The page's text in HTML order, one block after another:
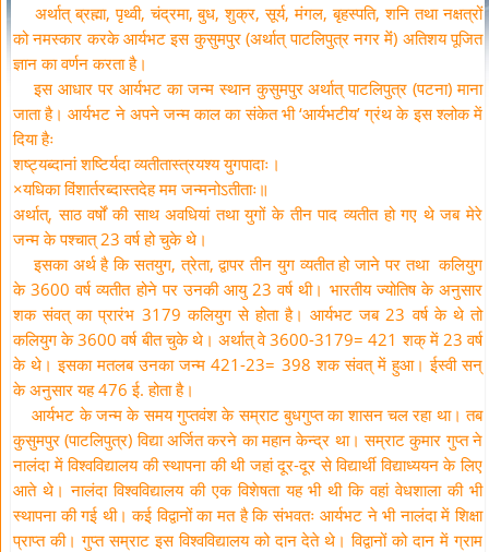
अर्थात् ब्रह्मा, पृथ्वी, चंद्रमा, बुध, शुक्र, सूर्य, मंगल, बृहस्पति, शनि तथा नक्षत्रों
को नमस्कार करके आर्यभट इस कुसुमपुर (अर्थात् पाटलिपुत्र नगर मेंं) अतिशय पूजित
ज्ञान का वर्णन करता है।
इस आधार पर आर्यभट का जन्म स्थान कुसुमपुर अर्थात् पाटलिपुत्र (पटना) माना
जाता है। आर्यभट ने अपने जन्म काल का संकेत भी ‘आर्यभटीय’ ग्रंथ के इस श्लोक में
दिया हैः
शष्ट्यब्दानां शष्टिर्यदा व्यतीतास्त्रयश्य युगपादाः।
×यधिका विंशार्तरब्दास्तदेह मम जन्मनोऽतीताः॥
अर्थात्, साठ वर्षों की साथ अवधियां तथा युगों के तीन पाद व्यतीत हो गए थे जब मेरे
जन्म के पश्चात् 23 वर्ष हो चुके थे।
इसका अर्थ है कि सतयुग, त्रेता, द्वापर तीन युग व्यतीत हो जाने पर तथा कलियुग
के 3600 वर्ष व्यतीत होने पर उनकी आयु 23 वर्ष थी। भारतीय ज्योतिष के अनुसार
शक संवत् का प्रारंभ 3179 कलियुग से होता है। आर्यभट जब 23 वर्ष के थे तो
कलियुग के 3600 वर्ष बीत चुके थे। अर्थात् वे 3600-3179= 421 शक् में 23 वर्ष
के थे। इसका मतलब उनका जन्म 421-23= 398 शक संवत् में हुआ। ईस्वी सन्
के अनुसार यह 476 ई. होता है।
आर्यभट के जन्म के समय गुप्तवंश के सम्राट बुधगुप्त का शासन चल रहा था। तब
कुसुमपुर (पाटलिपुत्र) विद्या अर्जित करने का महान केन्द्र था। सम्राट कुमार गुप्त ने
नालंदा में विश्वविद्यालय की स्थापना की थी जहां दूर-दूर से विद्यार्थी विद्याध्ययन के लिए
आते थे। नालंदा विश्वविद्यालय की एक विशेषता यह भी थी कि वहां वेधशाला की भी
स्थापना की गई थी। कई विद्वानों का मत है कि संभवतः आर्यभट ने भी नालंदा में शिक्षा
प्राप्त की। गुप्त सम्राट इस विश्वविद्यालय को दान देते थे। विद्वानों को दान में ग्राम